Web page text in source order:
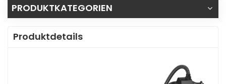
PRODUKTKATEGORIEN
Produktdetails